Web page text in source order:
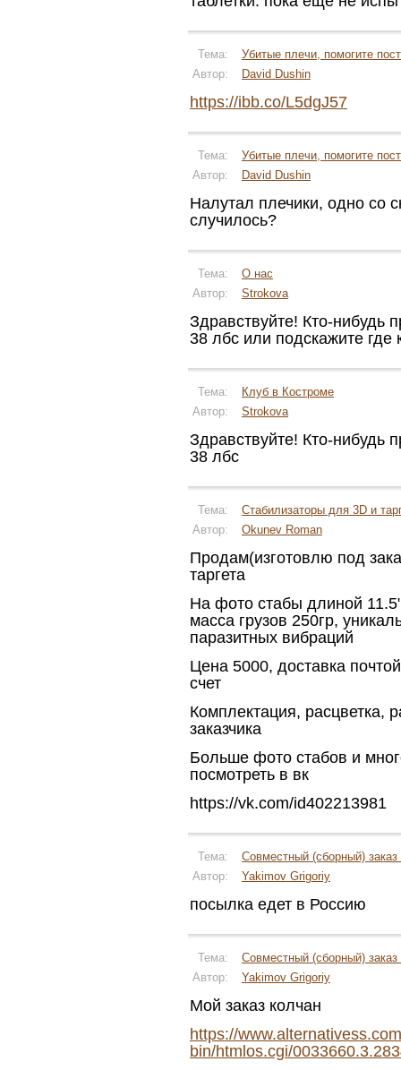
Тема:
Убитые плечи, помогите
Автор:
David Dushin
https://ibb.co/L5dgJ57
Тема:
Убитые плечи, помогите
Автор:
David Dushin
Налутал плечики, одно со
случилось?
Тема:
О нас
Автор:
Strokova
Здравствуйте! Кто-нибудь
38 лбс или подскажите где
Тема:
Клуб в Костроме
Автор:
Strokova
Здравствуйте! Кто-нибудь
38 лбс
Тема:
Стабилизаторы для 3D и
Автор:
Okunev Roman
Продам(изготовлю под
таргета
На фото стабы длиной
масса грузов 250гр,
паразитных вибраций
Цена 5000, доставка
счет
Комплектация, расцветка,
заказчика
Больше фото стабов и
посмотреть в вк
https://vk.com/id402213981
Тема:
Совместный (сборный)
Автор:
Yakimov Grigoriy
посылка едет в Россию
Тема:
Совместный (сборный)
Автор:
Yakimov Grigoriy
Мой заказ колчан
https://
bin/htmlos.cgi/